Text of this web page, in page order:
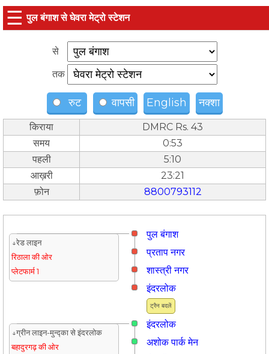
☰ पुल बंगाश से घेवरा मेट्रो स्टेशन
से
तक
रुट वापसी English नक्शा
किराया
DMRC Rs. 43
समय
0:53
पहली
5:10
आख़री
23:21
फ़ोन
8800793112
पुल बंगाश
↓रेड लाइन
रिठाला की ओर
प्लेटफार्म 1
प्रताप नगर
शास्त्री नगर
ट्रैन बदलें
इंदरलोक
इंदरलोक
↓ग्रीन लाइन-मुन्द्का से इंदरलोक
बहादुरगढ़ की ओर
अशोक पार्क मेन